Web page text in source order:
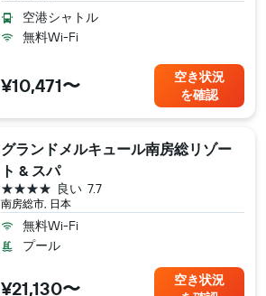
空港シャトル
無料Wi-Fi
¥10,471〜
空き状況
を確認
グランドメルキュール南房総リゾー
ト & スパ
南房総市, 日本
7.7
良い
4つ星
無料Wi-Fi
プール
¥21,130〜
空き状況